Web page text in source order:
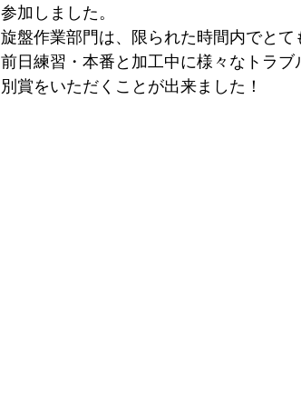
参加しました。
旋盤作業部門は、限られた時間内でとて
前日練習・本番と加工中に様々なトラ
別賞をいただくことが出来ました！